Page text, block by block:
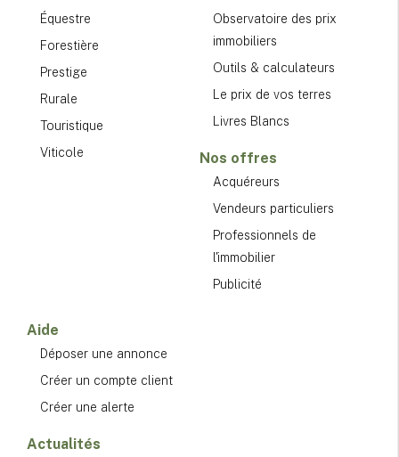
Équestre
Forestière
Prestige
Rurale
Touristique
Viticole
Observatoire des prix
immobiliers
Outils & calculateurs
Le prix de vos terres
Livres Blancs
Nos offres
Acquéreurs
Vendeurs particuliers
Professionnels de
l'immobilier
Publicité
Aide
Déposer une annonce
Créer un compte client
Créer une alerte
Actualités